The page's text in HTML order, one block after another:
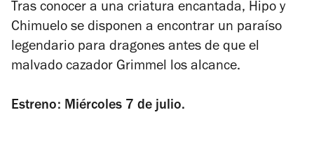
Tras conocer a una criatura encantada, Hipo y
Chimuelo se disponen a encontrar un paraíso
legendario para dragones antes de que el
malvado cazador Grimmel los alcance.
Estreno: Miércoles 7 de julio.